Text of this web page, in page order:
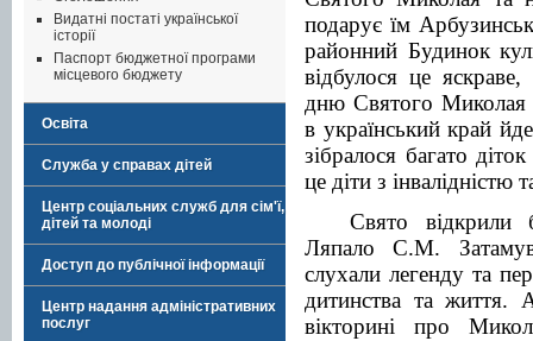
Видатні постаті української
історії
Паспорт бюджетної програми
місцевого бюджету
Освіта
Служба у справах дітей
Центр соціальних служб для сім'ї,
дітей та молоді
Доступ до публічної інформації
Центр надання адміністративних
послуг
подарує їм
районний Будинок
відбулося це
дню Святого Миколая
в український край
зібралося багато
це діти з інвалідністю
Свято відкрили
Ляпало С.М.
слухали легенду та
дитинства та життя.
вікторині про